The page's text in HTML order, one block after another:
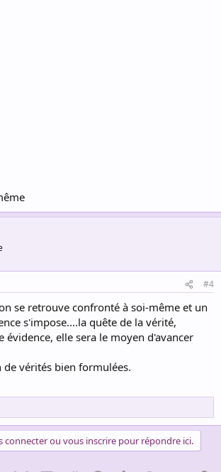
#4
se retrouve confronté à soi-même et un
s'impose....la quête de la vérité,
évidence, elle sera le moyen d'avancer
de vérités bien formulées.
connecter ou vous inscrire pour répondre ici.